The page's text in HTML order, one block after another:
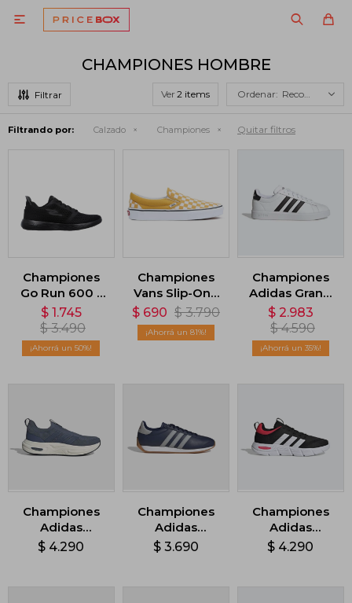

CHAMPIONES HOMBRE
Ver Recomendados
Filtrando por: Calzado Championes Quitar filtros
Championes
Go Run 600 -
Negro
$ 1.745
$ 3.490
50
Championes
Vans Slip-On -
Amarillo
$ 690 $ 3.790
81
Championes
Adidas Grand
Court 2.0 -
Blanco
$ 2.983
$ 4.590
35
Championes
Adidas
CloudFoam -
$ 4.290
Championes
Adidas
Runvista - Azul
$ 3.690
Championes
Adidas
Cloudfoam
$ 4.290